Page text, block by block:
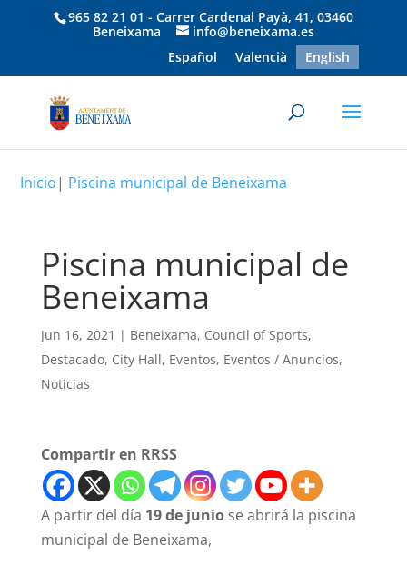
965 82 21 01 - Carrer Cardenal Payà, 41, 03460
Beneixama
info@beneixama.es
Español
Valencià English
Inicio| Piscina municipal de Beneixama
Piscina municipal de
Beneixama
Jun 16, 2021 | Beneixama, Council of Sports,
Destacado, City Hall, Eventos, Eventos / Anuncios,
Noticias
Compartir en RRSS
A partir del día 19 de juniose abrirá la piscina
municipal de Beneixama,